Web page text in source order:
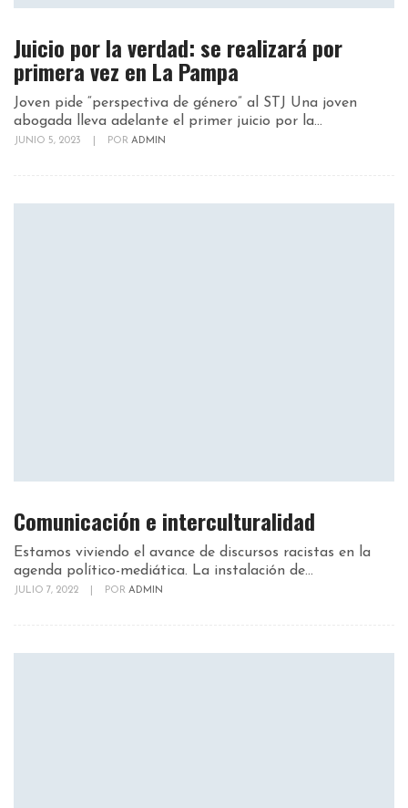
Juicio por la verdad: se realizará por
primera vez en La Pampa
Joven pide “perspectiva de género” al STJ Una joven
abogada lleva adelante el primer juicio por la...
JUNIO 5, 2023 POR ADMIN
Comunicación e interculturalidad
Estamos viviendo el avance de discursos racistas en la
agenda político-mediática. La instalación de...
JULIO 7, 2022 POR ADMIN